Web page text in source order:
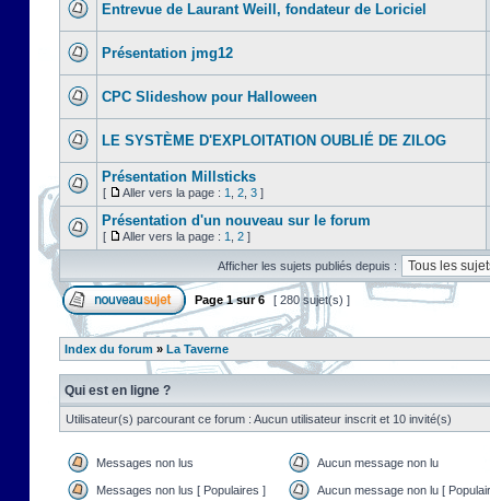
Entrevue de Laurant Weill, fondateur de Loriciel
Présentation jmg12
CPC Slideshow pour Halloween
LE SYSTÈME D'EXPLOITATION OUBLIÉ DE ZILOG
Présentation Millsticks
[ Aller vers la page : 1 2 3 ]
Présentation d'un nouveau sur le forum
[ Aller vers la page : 1 2 ]
Afficher les sujets publiés depuis :
Page1sur6 [ 280 sujet(s) ]
Index du forum » La Taverne
Qui est en ligne ?
Utilisateur(s) parcourant ce forum : Aucun utilisateur inscrit et 10 invité(s)
Messages non lus Aucun message non lu
Messages non lus [ Populaires ] Aucun message non lu [